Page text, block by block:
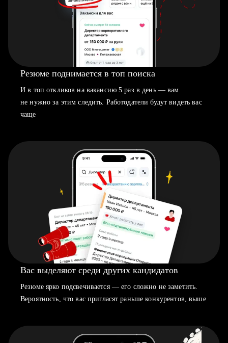
Резюме поднимается в топ поиска
И в топ откликов на вакансию 5 раз в день — вам
не нужно за этим следить. Работодатели будут видеть вас
чаще
Вас выделяют среди других кандидатов
Резюме ярко подсвечивается — его сложно не заметить.
Вероятность, что вас пригласят раньше конкурентов, выше